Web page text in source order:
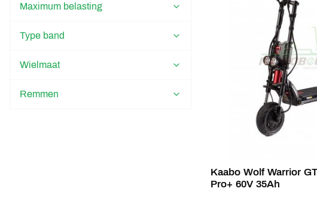
Maximum belasting
Type band
Wielmaat
Remmen
Kaabo Wolf Warrior GT
Pro+ 60V 35Ah